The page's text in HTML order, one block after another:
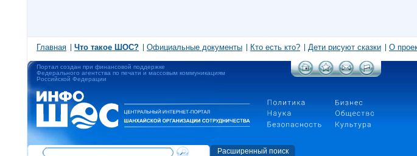
Главная Что такое ШОС? Официальные документы Кто есть кто? Дети рисуют сказки О
Портал создан при финансовой поддержке
Федерального агентства по печати и массовым коммуникациям
Российской Федерации
Расширенный поиск